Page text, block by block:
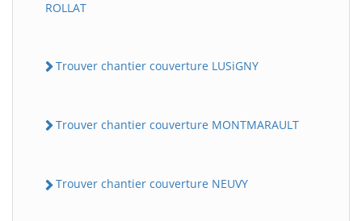
ROLLAT
Trouver chantier couverture LUSiGNY
Trouver chantier couverture MONTMARAULT
Trouver chantier couverture NEUVY